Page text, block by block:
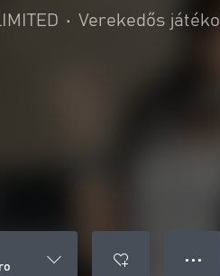
• Verekedős
● ● ●